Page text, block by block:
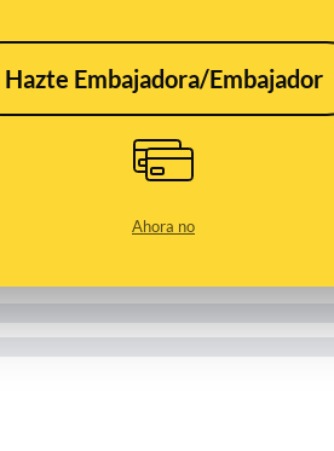
Hazte Embajadora/Embajador
Ahora no
Islámico decapita a 21
This content
Islámico decapita a 21 egipcios